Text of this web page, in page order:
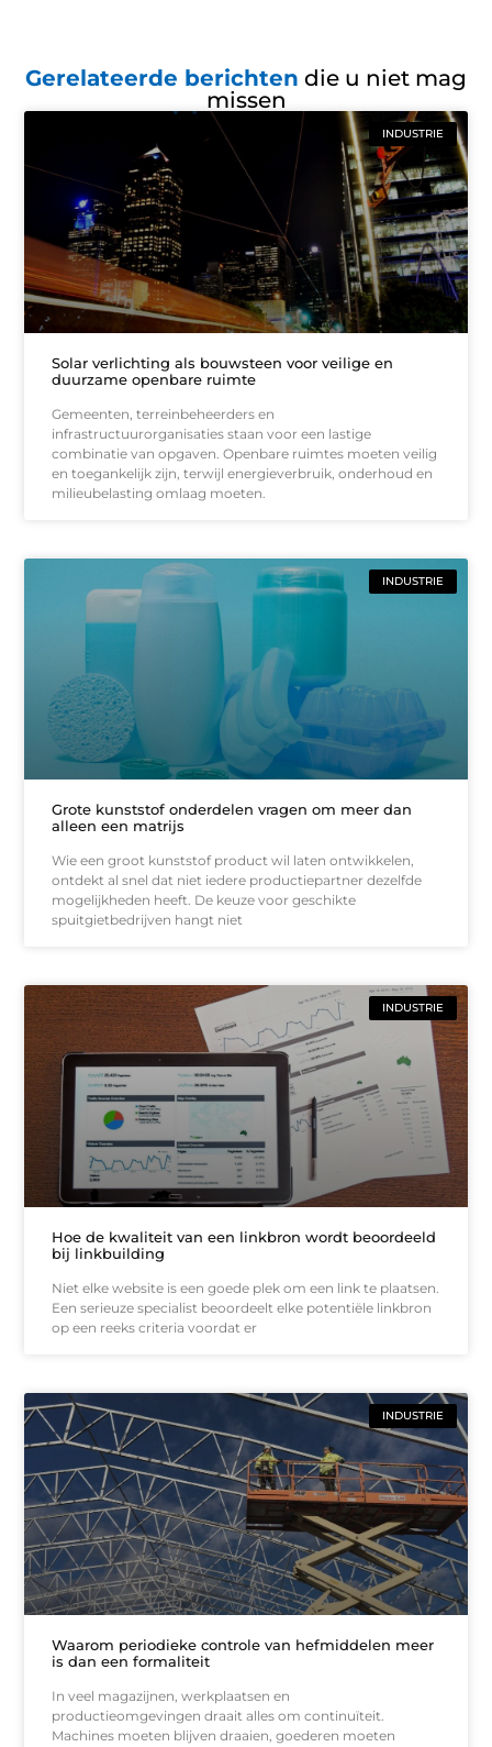
Gerelateerde berichten die u niet mag
missen
INDUSTRIE
Solar verlichting als bouwsteen voor veilige en
duurzame openbare ruimte
Gemeenten, terreinbeheerders en
infrastructuurorganisaties staan voor een lastige
combinatie van opgaven. Openbare ruimtes moeten veilig
en toegankelijk zijn, terwijl energieverbruik, onderhoud en
milieubelasting omlaag moeten.
INDUSTRIE
Grote kunststof onderdelen vragen om meer dan
alleen een matrijs
Wie een groot kunststof product wil laten ontwikkelen,
ontdekt al snel dat niet iedere productiepartner dezelfde
mogelijkheden heeft. De keuze voor geschikte
spuitgietbedrijven hangt niet
INDUSTRIE
Hoe de kwaliteit van een linkbron wordt beoordeeld
bij linkbuilding
Niet elke website is een goede plek om een link te plaatsen.
Een serieuze specialist beoordeelt elke potentiële linkbron
op een reeks criteria voordat er
INDUSTRIE
Waarom periodieke controle van hefmiddelen meer
is dan een formaliteit
In veel magazijnen, werkplaatsen en
productieomgevingen draait alles om continuïteit.
Machines moeten blijven draaien, goederen moeten